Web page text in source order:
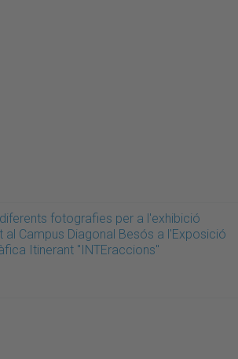
fotografies per a l'exhibició
al Campus Diagonal Besós a l'Exposició
Itinerant "INTEraccions"